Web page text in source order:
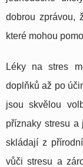
dobrou zprávou,
které mohou
Léky na stres
doplňků až po
jsou skvělou
příznaky stresu a
skládají z
vůči stresu a